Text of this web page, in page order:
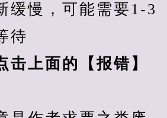
慢，可能需要1-3
待
击上面的【报错】